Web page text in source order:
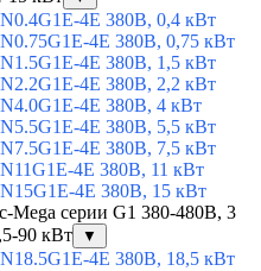
4E 380В, 0,4 кВт
4E 380В, 0,75 кВт
4E 380В, 1,5 кВт
4E 380В, 2,2 кВт
4E 380В, 4 кВт
4E 380В, 5,5 кВт
4E 380В, 7,5 кВт
4E 380В, 11 кВт
4E 380В, 15 кВт
Mega серии G1 380-480В, 3
90 кВт
▼
4E 380В, 18,5 кВт